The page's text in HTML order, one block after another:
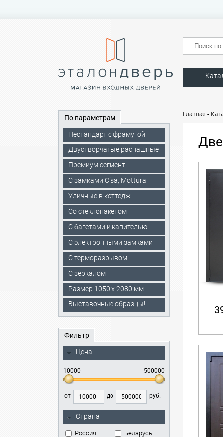
По параметрам
Нестандарт с фрамугой
Двустворчатые распашные
Премиум сегмент
C замками Cisa, Mottura
Уличные в коттедж
Со стеклопакетом
С багетами и капителью
C электронными замками
С терморазрывом
С зеркалом
Размер 1050 х 2080 мм
Выставочные образцы!
Фильтр
Цена
10000 500000
от до руб.
Страна
Россия Беларусь
Главная -